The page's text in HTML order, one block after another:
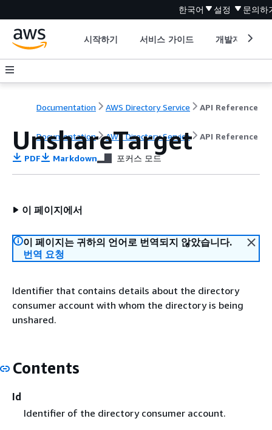
한국어 설정 문의하
시작하기 서비스 가이드 개발자 도구
Documentation AWS Directory Service API Reference
Documentation AWS Directory Service API Reference
UnshareTarget
PDF Markdown 포커스 모드
이 페이지에서
이 페이지는 귀하의 언어로 번역되지 않았습니다.
번역 요청
Identifier that contains details about the directory
consumer account with whom the directory is being
unshared.
Contents
Id
Identifier of the directory consumer account.